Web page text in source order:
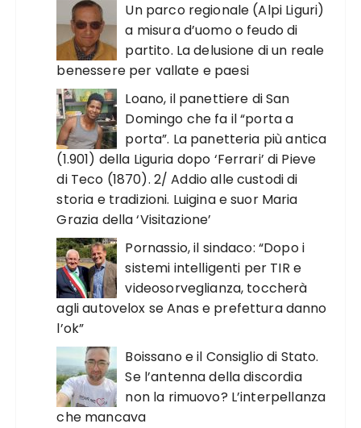
Un parco regionale (Alpi Liguri)
a misura d’uomo o feudo di
partito. La delusione di un reale
benessere per vallate e paesi
Loano, il panettiere di San
Domingo che fa il “porta a
porta”. La panetteria più antica
(1.901) della Liguria dopo ‘Ferrari’ di Pieve
di Teco (1870). 2/ Addio alle custodi di
storia e tradizioni. Luigina e suor Maria
Grazia della ‘Visitazione’
Pornassio, il sindaco: “Dopo i
sistemi intelligenti per TIR e
videosorveglianza, toccherà
agli autovelox se Anas e prefettura danno
l’ok”
Boissano e il Consiglio di Stato.
Se l’antenna della discordia
non la rimuovo? L’interpellanza
che mancava